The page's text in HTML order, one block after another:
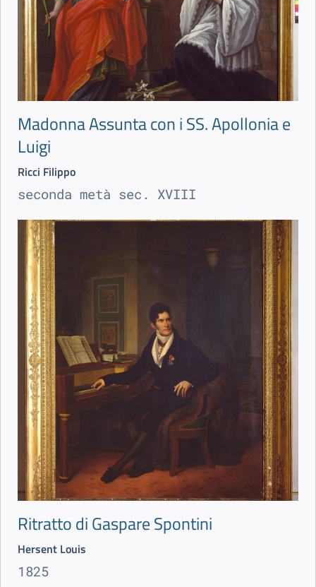
Madonna Assunta con i SS. Apollonia e
Luigi
Ricci Filippo
seconda metà sec. XVIII
Ritratto di Gaspare Spontini
Hersent Louis
1825